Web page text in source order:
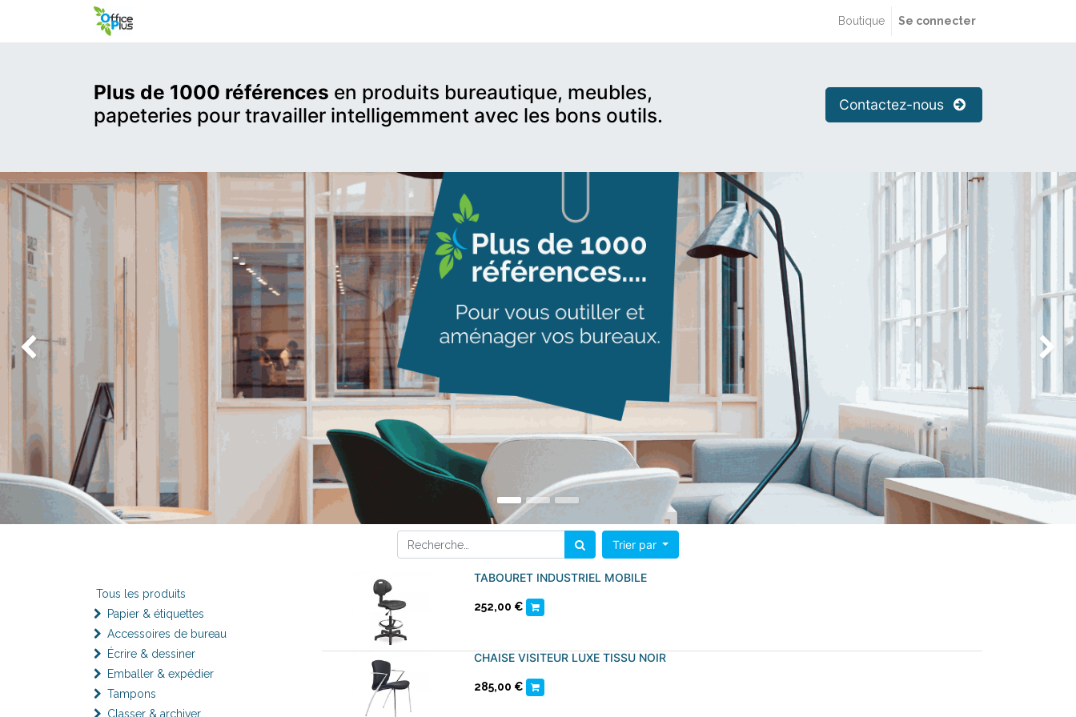
Boutique Se connecter
Plus de 1000 références en produits bureautique, meubles,
papeteries pour travailler intelligemment avec les bons outils.
Contactez-nous
Précédent Suivant
Trier par
Tous les produits
Papier & étiquettes
Accessoires de bureau
Écrire & dessiner
Emballer & expédier
Tampons
Classer & archiver
TABOURET INDUSTRIEL MOBILE
252,00 €
CHAISE VISITEUR LUXE TISSU NOIR
285,00 €